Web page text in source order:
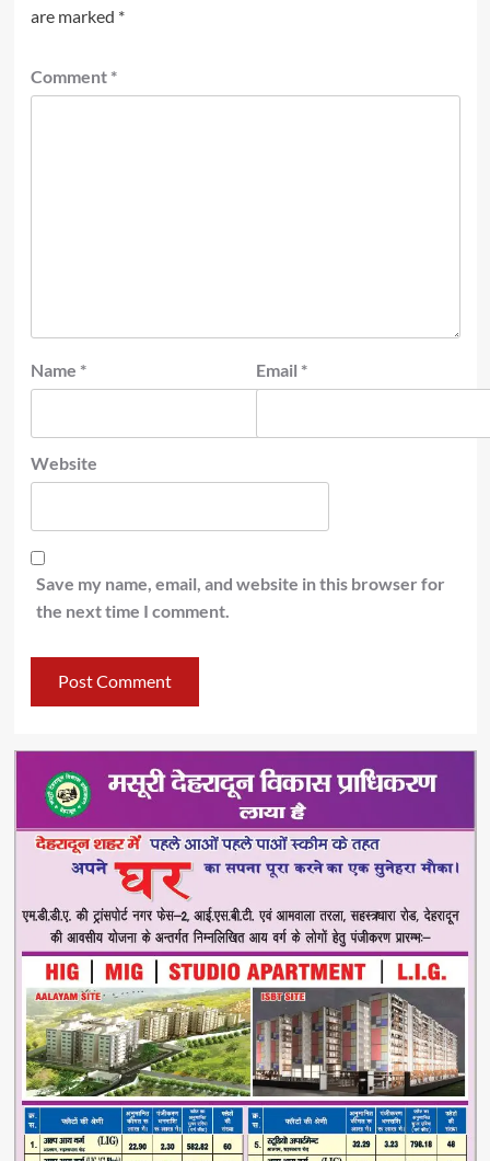
are marked *
Comment *
Name * Email *
Website
Save my name, email, and website in this browser for
the next time I comment.